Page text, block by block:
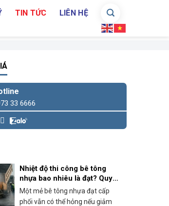
TIN TỨC LIÊN HỆ
33 6666
Nhiệt độ thi công bê tông
nhựa bao nhiêu là đạt? Quy
định và cách kiểm soát thực
tế
Một mẻ bê tông nhựa đạt cấp
phối vẫn có thể hỏng nếu giảm